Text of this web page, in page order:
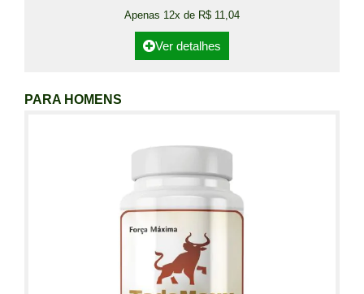
Apenas 12x de R$ 11,04
Ver detalhes
PARA HOMENS